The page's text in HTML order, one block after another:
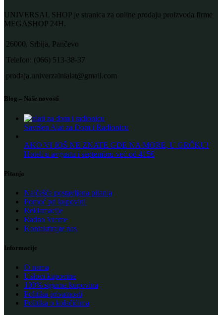
UNIVERSAL SHOP je stranica za online prodaju proizvoda firme
MEGASHOP 24H.
26000, Srbija, Pančevo
Telefon: (066) 513-38-37
prodaja.univerzalnialat@gmail.com
Blog – Naše novosti
Savršen Alat za Dom i Radionicu
AKO VI JOŠ NE ZNATE GDE NA MORE, U GRČKU!
Hoteli u avgustu i septembru već od 415€
Pitanja
Najčešće postavljena pitanja
Pomoć pri kupovini
Reklamacije
Radno Vreme
Kontaktirajte nas
Informacije
O nama
Uslovi kupovine
100% sigurna kupovina
Politika privatnosti
Politika o kolačićima